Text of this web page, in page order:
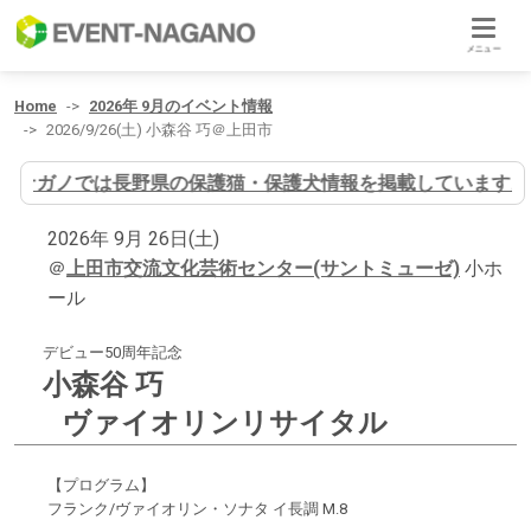
メニュー
Home
2026年 9月のイベント情報
2026/9/26(土) 小森谷 巧＠上田市
ナガノでは長野県の保護猫・保護犬情報を掲載しています
2026年 9月 26日(土)
＠上田市交流文化芸術センター(サントミューゼ) 小ホ
ール
デビュー50周年記念
小森谷 巧
ヴァイオリンリサイタル
【プログラム】
フランク/ヴァイオリン・ソナタ イ長調 M.8